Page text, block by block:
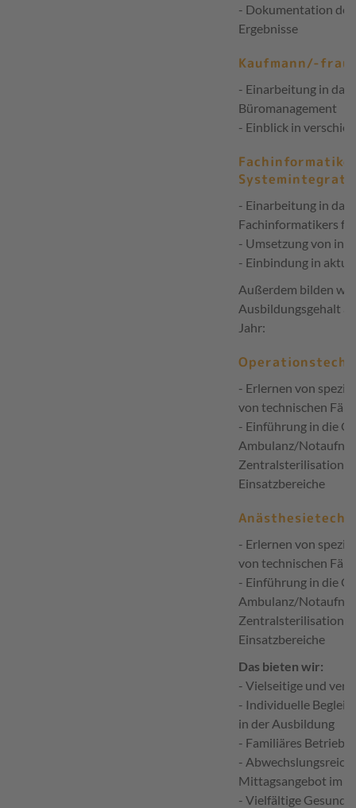
- Dokumentation
Ergebnisse
Kaufmann/-frau
- Einarbeitung in das
Büromanagement
- Einblick in
- Einarbeitung in das
Fachinformatikers
- Umsetzung von
- Einbindung in
Außerdem bilden wir
Ausbildungsgehalt
Jahr:
- Erlernen von
von technischen
- Einführung in die
Ambulanz/
Zentralsterilisation
Einsatzbereiche
- Erlernen von
von technischen
- Einführung in die
Ambulanz/
Zentralsterilisation
Einsatzbereiche
Das bieten wir:
- Vielseitige und
- Individuelle
in der Ausbildung
- Familiäres
-
Mittagsangebot im
- Vielfältige